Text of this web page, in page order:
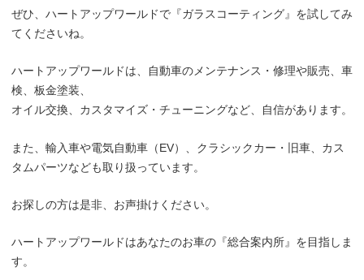
ぜひ、ハートアップワールドで『ガラスコーティング』を試してみ
てくださいね。
ハートアップワールドは、自動車のメンテナンス・修理や販売、車
検、板金塗装、
オイル交換、カスタマイズ・チューニングなど、自信があります。
また、輸入車や電気自動車（EV）、クラシックカー・旧車、カス
タムパーツなども取り扱っています。
お探しの方は是非、お声掛けください。
ハートアップワールドはあなたのお車の『総合案内所』を目指しま
す。